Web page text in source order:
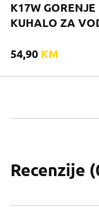
K17W GORENJE
KUHALO ZA
54,90 KM
Recenzije (